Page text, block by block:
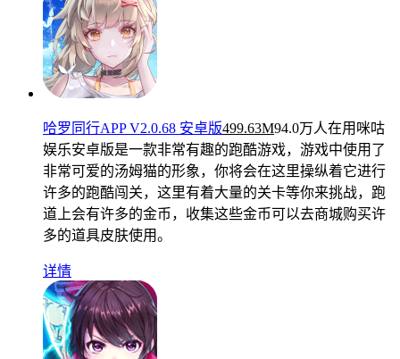
哈罗同行APP V2.0.68 安卓版499.63M94.0万人在用 咪咕
娱乐安卓版是一款非常有趣的跑酷游戏，游戏中使用了
非常可爱的汤姆猫的形象，你将会在这里操纵着它进行
许多的跑酷闯关，这里有着大量的关卡等你来挑战，跑
道上会有许多的金币，收集这些金币可以去商城购买许
多的道具皮肤使用。
详情